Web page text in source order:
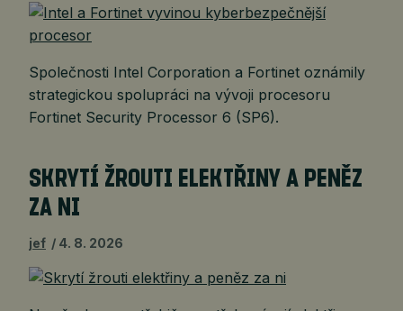
Společnosti Intel Corporation a Fortinet oznámily
strategickou spolupráci na vývoji procesoru
Fortinet Security Processor 6 (SP6).
SKRYTÍ ŽROUTI ELEKTŘINY A PENĚZ
ZA NI
jef 4. 8. 2026